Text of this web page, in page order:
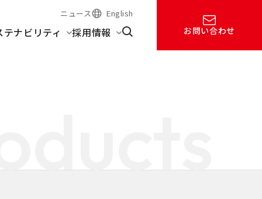
ニュース English
テナビリティ 採用情報 お問い合わせ